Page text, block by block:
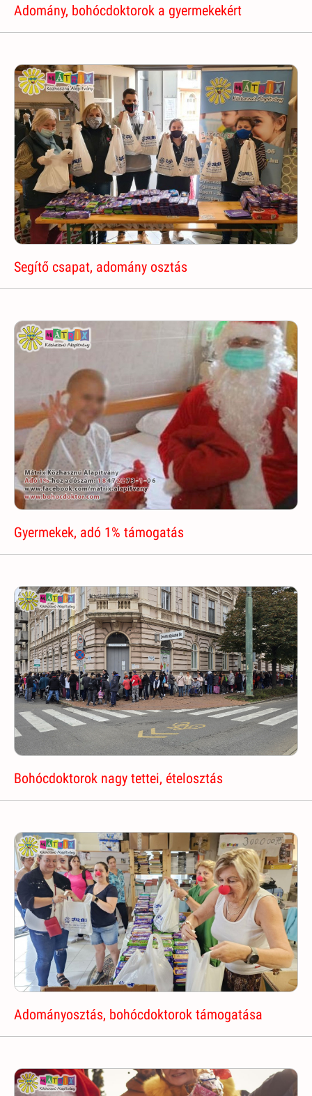
Adomány, bohócdoktorok a gyermekekért
Segítő csapat, adomány osztás
Gyermekek, adó 1% támogatás
Bohócdoktorok nagy tettei, ételosztás
Adományosztás, bohócdoktorok támogatása